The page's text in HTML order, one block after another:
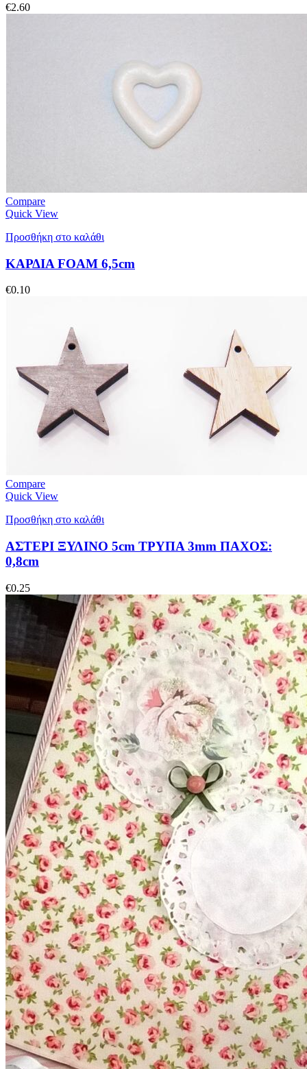
€2.60
Compare
Quick View
Προσθήκη στο καλάθι
ΚΑΡΔΙΑ FOAM 6,5cm
€0.10
Compare
Quick View
Προσθήκη στο καλάθι
ΑΣΤΕΡΙ ΞΥΛΙΝΟ 5cm ΤΡΥΠΑ 3mm ΠΑΧΟΣ:
0,8cm
€0.25